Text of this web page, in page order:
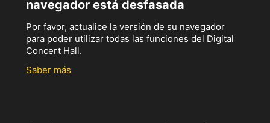
navegador está desfasada
Por favor, actualice la versión de su navegador
para poder utilizar todas las funciones del Digital
Concert Hall.
Saber más